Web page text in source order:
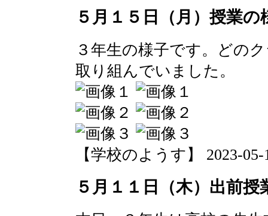
５月１５日（月）授業の
３年生の様子です。どの
取り組んでいました。
【学校のようす】 2023-05-
５月１１日（木）出前授